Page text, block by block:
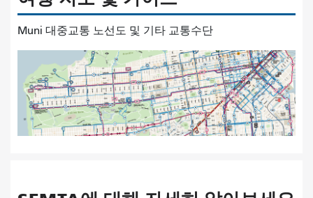
Muni 대중교통 노선도 및 기타 교통수단